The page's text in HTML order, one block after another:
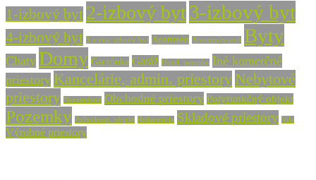
1-izbový byt 2-izbový byt3-izbový byt
4-izbový byt 5 a viac izbový byt Apartmán Autoumývareň Byty
Chaty Domy Garzónka Garáž Hotel, penzión Iné komerčné
priestory Kancelárie, admin. priestoryNebytové
priestory Nezaradené Obchodné priestory Polyfunkčný objekt
Pozemky Poľnohosp. objekt Reštaurácia Skladové priestory Vila
Výrobné priestory